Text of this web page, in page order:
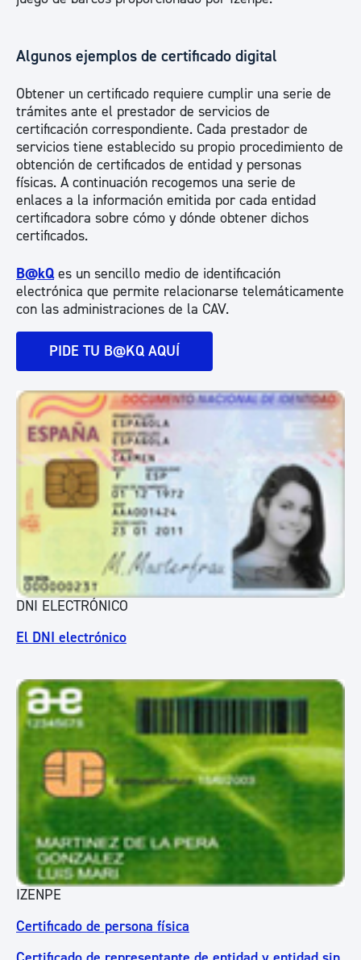
Algunos ejemplos de certificado digital
Obtener un certificado requiere cumplir una serie de
trámites ante el prestador de servicios de
certificación correspondiente. Cada prestador de
servicios tiene establecido su propio procedimiento de
obtención de certificados de entidad y personas
físicas. A continuación recogemos una serie de
enlaces a la información emitida por cada entidad
certificadora sobre cómo y dónde obtener dichos
certificados.
B@kQes un sencillo medio de identificación
electrónica que permite relacionarse telemáticamente
con las administraciones de la CAV.
PIDE TU B@KQ AQUÍ
DNI ELECTRÓNICO
El DNI electrónico
IZENPE
Certificado de persona física